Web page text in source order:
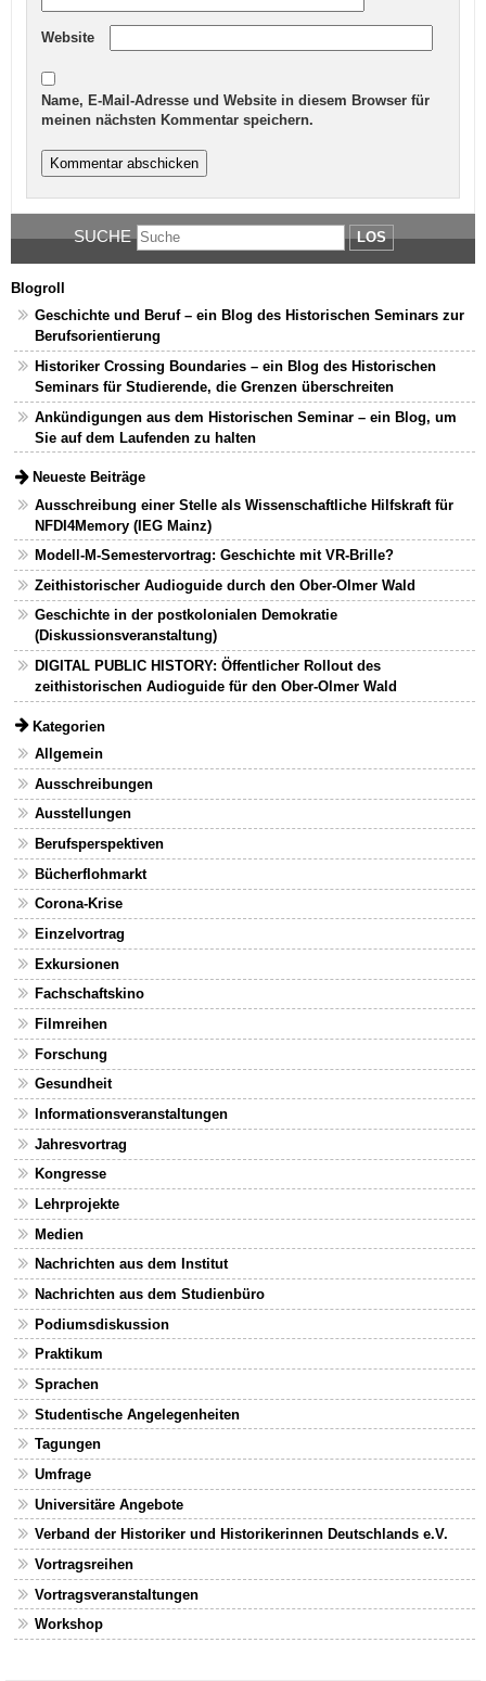
Website
Name, E-Mail-Adresse und Website in diesem Browser für
meinen nächsten Kommentar speichern.
SUCHE LOS
Blogroll
Geschichte und Beruf – ein Blog des Historischen Seminars zur
Berufsorientierung
Historiker Crossing Boundaries – ein Blog des Historischen
Seminars für Studierende, die Grenzen überschreiten
Ankündigungen aus dem Historischen Seminar – ein Blog, um
Sie auf dem Laufenden zu halten
Neueste Beiträge
Ausschreibung einer Stelle als Wissenschaftliche Hilfskraft für
NFDI4Memory (IEG Mainz)
Modell-M-Semestervortrag: Geschichte mit VR-Brille?
Zeithistorischer Audioguide durch den Ober-Olmer Wald
Geschichte in der postkolonialen Demokratie
(Diskussionsveranstaltung)
DIGITAL PUBLIC HISTORY: Öffentlicher Rollout des
zeithistorischen Audioguide für den Ober-Olmer Wald
Kategorien
Allgemein
Ausschreibungen
Ausstellungen
Berufsperspektiven
Bücherflohmarkt
Corona-Krise
Einzelvortrag
Exkursionen
Fachschaftskino
Filmreihen
Forschung
Gesundheit
Informationsveranstaltungen
Jahresvortrag
Kongresse
Lehrprojekte
Medien
Nachrichten aus dem Institut
Nachrichten aus dem Studienbüro
Podiumsdiskussion
Praktikum
Sprachen
Studentische Angelegenheiten
Tagungen
Umfrage
Universitäre Angebote
Verband der Historiker und Historikerinnen Deutschlands e.V.
Vortragsreihen
Vortragsveranstaltungen
Workshop